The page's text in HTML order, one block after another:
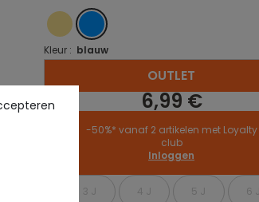
JAUNEBLEU
Kleur : blauw
OUTLET
6,99 €
-50%* vanaf 2 artikelen met Loyalty
club
Inloggen
3 J 4 J 5 J 6 J